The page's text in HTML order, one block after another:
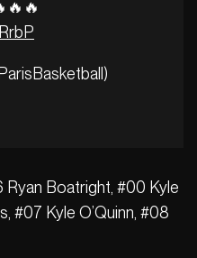
Ryan Boatright, #00 Kyle
#07 Kyle O’Quinn, #08